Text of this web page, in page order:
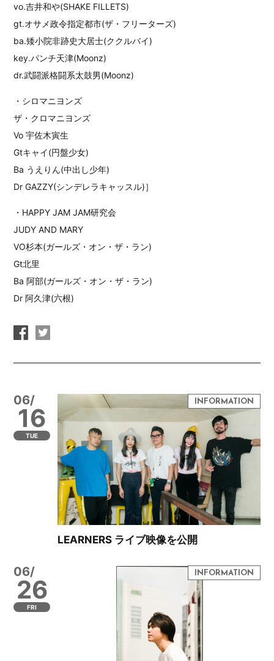
vo.吉井和や(SHAKE FILLETS)
gt.オサメ政令指定都市(ザ・フリーターズ)
ba.矮小院非跡史大居士(ククルバイ)
key.パンチ天津(Moonz)
dr.武闘派格闘系太鼓男(Moonz)
・シロマニヨンズ
ザ・クロマニヨンズ
Vo 宇佐木寅生
Gtキャイ(円盤少女)
Ba うえりん(中出し少年)
Dr GAZZY(シンデレラキャッスル)］
・HAPPY JAM JAM研究会
JUDY AND MARY
VO杉本(ガールズ・オン・ザ・ラン)
Gt北里
Ba 阿部(ガールズ・オン・ザ・ラン)
Dr 阿久津(六根)
06/
16
TUE
LEARNERS ライブ映像を公開
06/
26
FRI